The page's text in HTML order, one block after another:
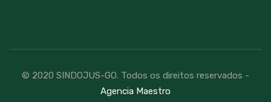
© 2020 SINDOJUS-GO. Todos os direitos reservados -
Agencia Maestro